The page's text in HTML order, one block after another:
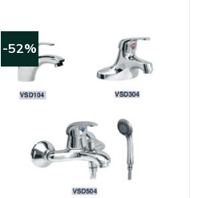
-52%